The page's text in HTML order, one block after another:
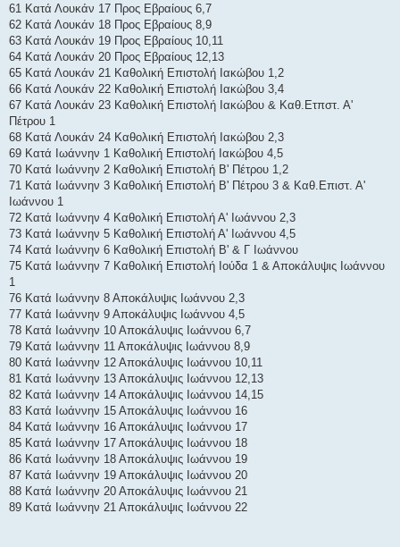
61 Κατά Λουκάν 17 Προς Εβραίους 6,7
62 Κατά Λουκάν 18 Προς Εβραίους 8,9
63 Κατά Λουκάν 19 Προς Εβραίους 10,11
64 Κατά Λουκάν 20 Προς Εβραίους 12,13
65 Κατά Λουκάν 21 Καθολική Επιστολή Ιακώβου 1,2
66 Κατά Λουκάν 22 Καθολική Επιστολή Ιακώβου 3,4
67 Κατά Λουκάν 23 Καθολική Επιστολή Ιακώβου & Καθ.Ετπστ. Α'
Πέτρου 1
68 Κατά Λουκάν 24 Καθολική Επιστολή Ιακώβου 2,3
69 Κατά Ιωάννην 1 Καθολική Επιστολή Ιακώβου 4,5
70 Κατά Ιωάννην 2 Καθολική Επιστολή Β' Πέτρου 1,2
71 Κατά Ιωάννην 3 Καθολική Επιστολή Β' Πέτρου 3 & Καθ.Επιστ. Α'
Ιωάννου 1
72 Κατά Ιωάννην 4 Καθολική Επιστολή Α' Ιωάννου 2,3
73 Κατά Ιωάννην 5 Καθολική Επιστολή Α' Ιωάννου 4,5
74 Κατά Ιωάννην 6 Καθολική Επιστολή Β' & Γ Ιωάννου
75 Κατά Ιωάννην 7 Καθολική Επιστολή Ιούδα 1 & Αποκάλυψις Ιωάννου
1
76 Κατά Ιωάννην 8 Αποκάλυψις Ιωάννου 2,3
77 Κατά Ιωάννην 9 Αποκάλυψις Ιωάννου 4,5
78 Κατά Ιωάννην 10 Αποκάλυψις Ιωάννου 6,7
79 Κατά Ιωάννην 11 Αποκάλυψις Ιωάννου 8,9
80 Κατά Ιωάννην 12 Αποκάλυψις Ιωάννου 10,11
81 Κατά Ιωάννην 13 Αποκάλυψις Ιωάννου 12,13
82 Κατά Ιωάννην 14 Αποκάλυψις Ιωάννου 14,15
83 Κατά Ιωάννην 15 Αποκάλυψις Ιωάννου 16
84 Κατά Ιωάννην 16 Αποκάλυψις Ιωάννου 17
85 Κατά Ιωάννην 17 Αποκάλυψις Ιωάννου 18
86 Κατά Ιωάννην 18 Αποκάλυψις Ιωάννου 19
87 Κατά Ιωάννην 19 Αποκάλυψις Ιωάννου 20
88 Κατά Ιωάννην 20 Αποκάλυψις Ιωάννου 21
89 Κατά Ιωάννην 21 Αποκάλυψις Ιωάννου 22